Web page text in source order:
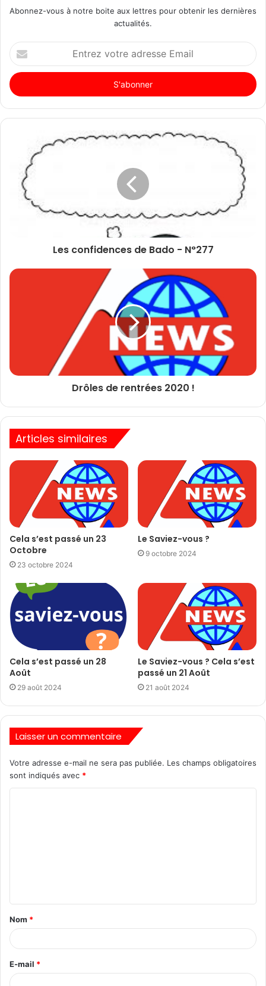
Abonnez-vous à notre boite aux lettres pour obtenir les dernières
actualités.
Entrez
votre
adresse
Email
Les confidences de Bado - N°277
Drôles de rentrées 2020 !
Articles similaires
Cela s’est passé un 23
Octobre
23 octobre 2024
Le Saviez-vous ?
9 octobre 2024
Cela s’est passé un 28
Août
29 août 2024
Le Saviez-vous ? Cela s’est
passé un 21 Août
21 août 2024
Laisser un commentaire
Votre adresse e-mail ne sera pas publiée. Les champs obligatoires
sont indiqués avec *
Nom *
E-mail *